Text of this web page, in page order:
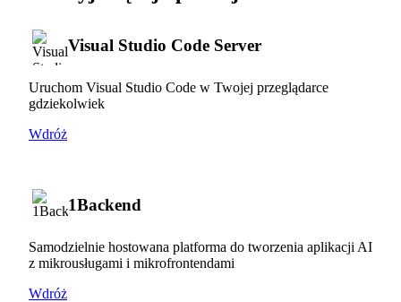
Visual Studio Code Server
Uruchom Visual Studio Code w Twojej przeglądarce
gdziekolwiek
Wdróż
1Backend
Samodzielnie hostowana platforma do tworzenia aplikacji AI
z mikrousługami i mikrofrontendami
Wdróż